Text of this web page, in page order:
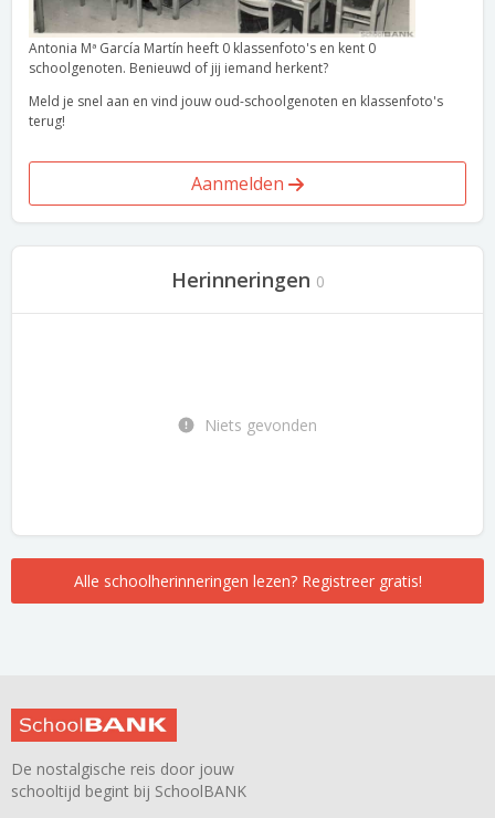
Antonia Mª García Martín heeft 0 klassenfoto's en kent 0
schoolgenoten. Benieuwd of jij iemand herkent?
Meld je snel aan en vind jouw oud-schoolgenoten en klassenfoto's
terug!
Aanmelden
Herinneringen 0
Niets gevonden
Alle schoolherinneringen lezen? Registreer gratis!
De nostalgische reis door jouw
schooltijd begint bij SchoolBANK